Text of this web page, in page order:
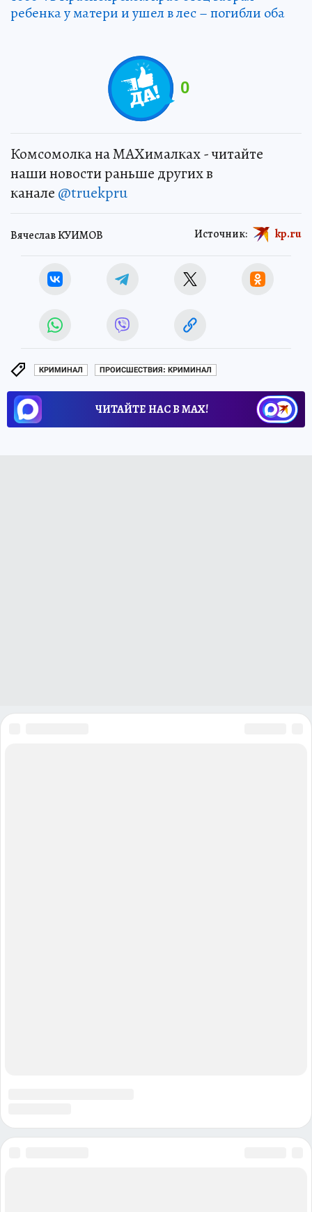
ребенка у матери и ушел в лес – погибли оба
0
Комсомолка на MAXималках - читайте
наши новости раньше других в
канале @truekpru
Вячеслав КУИМОВ Источник: kp.ru
КРИМИНАЛ ПРОИСШЕСТВИЯ: КРИМИНАЛ
ЧИТАЙТЕ НАС В МАХ!